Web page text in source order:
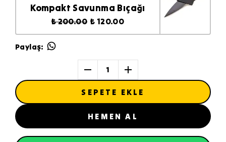
Kompakt Savunma Bıçağı
₺ 200.00 ₺ 120.00
Paylaş:
1
SEPETE EKLE
HEMEN AL